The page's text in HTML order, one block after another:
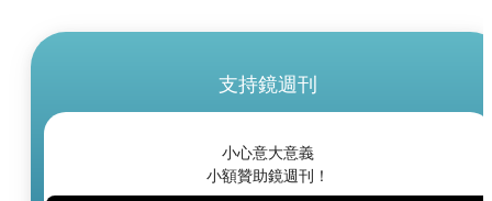
支持鏡週刊
小心意大意義
小額贊助鏡週刊！